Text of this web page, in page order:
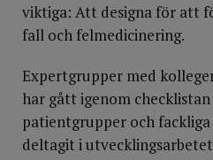
viktiga: Att designa för att
fall och felmedicinering.
Expertgrupper med
har gått igenom
patientgrupper och
deltagit i